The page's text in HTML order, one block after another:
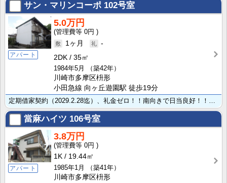
サン・マリンコーポ 102号室
アパート
5.0万円
0円
1ヶ月
-
2DK
35㎡
1984年5月
（築42年）
川崎市多摩区枡形
小田急線 向ヶ丘遊園駅 徒歩19分
定期借家契約（2029.2.28迄）、礼金ゼロ！！南向きで日当良好！！家計に優しい都市ガス、浴室には･･･
當麻ハイツ 106号室
アパート
3.8万円
0円
1K
19.44㎡
1985年1月
（築41年）
川崎市多摩区枡形